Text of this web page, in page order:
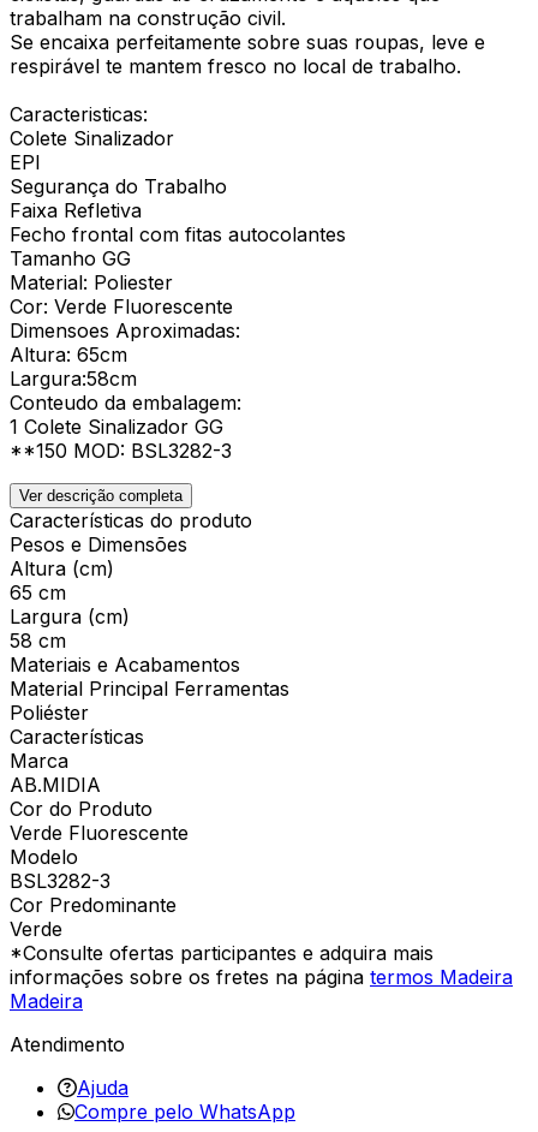
trabalham na construção civil.
Se encaixa perfeitamente sobre suas roupas, leve e
respirável te mantem fresco no local de trabalho.
Caracteristicas:
Colete Sinalizador
EPI
Segurança do Trabalho
Faixa Refletiva
Fecho frontal com fitas autocolantes
Tamanho GG
Material: Poliester
Cor: Verde Fluorescente
Dimensoes Aproximadas:
Altura: 65cm
Largura:58cm
Conteudo da embalagem:
1 Colete Sinalizador GG
**150 MOD: BSL3282-3
Ver descrição completa
Características do produto
Pesos e Dimensões
Altura (cm)
65 cm
Largura (cm)
58 cm
Materiais e Acabamentos
Material Principal Ferramentas
Poliéster
Características
Marca
AB.MIDIA
Cor do Produto
Verde Fluorescente
Modelo
BSL3282-3
Cor Predominante
Verde
*Consulte ofertas participantes e adquira mais
informações sobre os fretes na página termos Madeira
Madeira
Atendimento
Ajuda
Compre pelo WhatsApp